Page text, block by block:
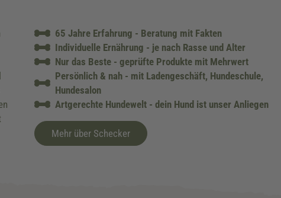
65 Jahre Erfahrung - Beratung mit Fakten
Individuelle Ernährung - je nach Rasse und Alter
Nur das Beste - geprüfte Produkte mit Mehrwert
Persönlich & nah - mit Ladengeschäft, Hundeschule,
Hundesalon
Artgerechte Hundewelt - dein Hund ist unser Anliegen
Mehr über Schecker